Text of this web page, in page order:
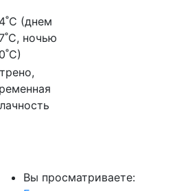
˚C (днем
˚C, ночью
˚C)
Вы просматриваете: